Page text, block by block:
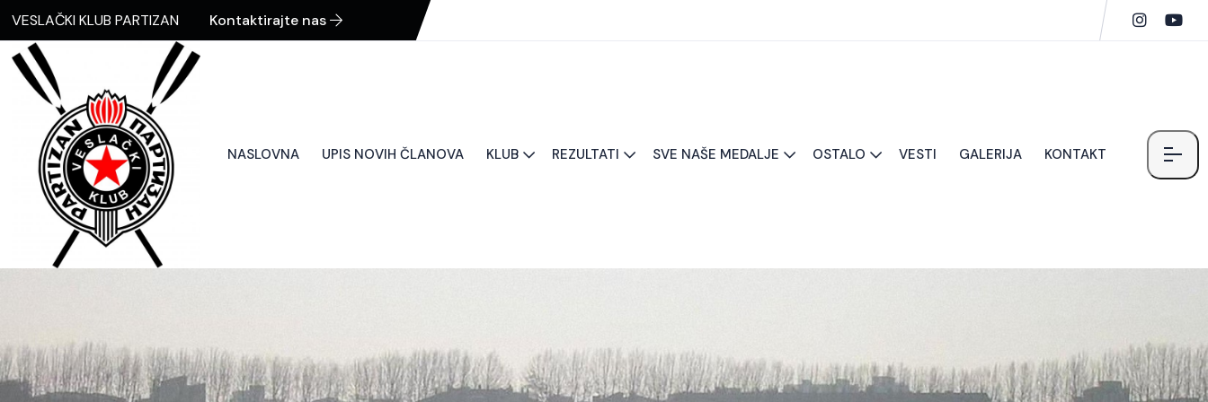
VESLAČKI KLUB PARTIZAN Kontaktirajte nas
NASLOVNA UPIS NOVIH ČLANOVA KLUB REZULTATI SVE NAŠE MEDALJE OSTALO VESTI GALERIJA KONTAKT